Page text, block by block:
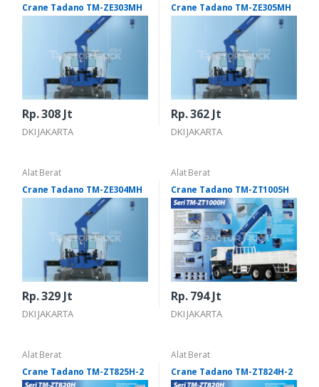
Crane Tadano TM-ZE303MH
Rp. 308 Jt
DKI JAKARTA
Crane Tadano TM-ZE305MH
Rp. 362 Jt
DKI JAKARTA
Alat Berat
Crane Tadano TM-ZE304MH
Rp. 329 Jt
DKI JAKARTA
Alat Berat
Crane Tadano TM-ZT1005H
Rp. 794 Jt
DKI JAKARTA
Alat Berat
Crane Tadano TM-ZT825H-2
Alat Berat
Crane Tadano TM-ZT824H-2